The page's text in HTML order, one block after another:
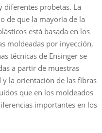
diferentes probetas. La
de que la mayoría de la
está basada en los
moldeadas por inyección,
técnicas de Ensinger se
a partir de muestras
la orientación de las fibras
que en los moldeados
importantes en los